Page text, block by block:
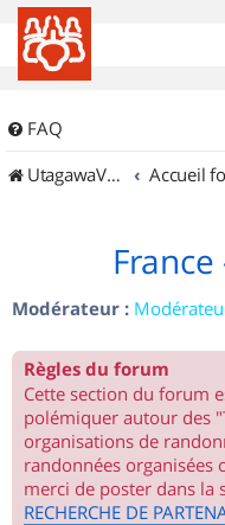
FAQ
UtagawaVTT (Randos VTT et VTTAE avec traces GPS)
Accueil
Modérateur :
Règles du forum
Cette section du forum
polémiquer autour des
organisations de
randonnées organisées
merci de poster dans la
RECHERCHE DE